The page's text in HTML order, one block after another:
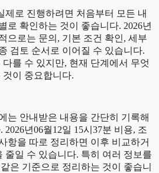
제로 진행하려면 처음부터 모든 내
로 확인하는 것이 좋습니다. 2026년
으로는 문의, 기본 조건 확인, 세부
검토 순서로 이어질 수 있습니다.
를 수 있지만, 현재 단계에서 무엇
이 중요합니다.
는 안내받은 내용을 간단히 기록해
년06월12일 15시37분 비용, 조
항을 따로 정리하면 이후 비교하거
줄일 수 있습니다. 특히 여러 정보를
은 기준으로 정리하는 것이 좋습니